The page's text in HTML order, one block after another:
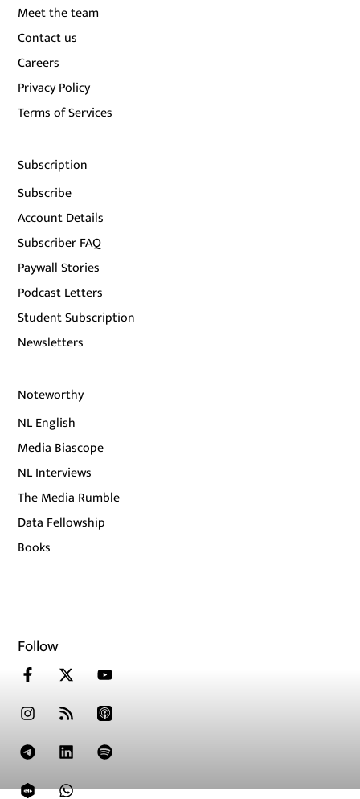
Meet the team
Contact us
Careers
Privacy Policy
Terms of Services
Subscription
Subscribe
Account Details
Subscriber FAQ
Paywall Stories
Podcast Letters
Student Subscription
Newsletters
Noteworthy
NL English
Media Biascope
NL Interviews
The Media Rumble
Data Fellowship
Books
Follow